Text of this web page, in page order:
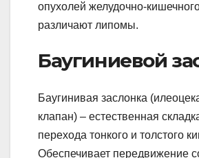
опухолей желудочно-
различают липомы.
Баугиниевой
Баугинивая заслонка
клапан) – естественная
перехода тонкого и толстого
Обеспечивает передвижение